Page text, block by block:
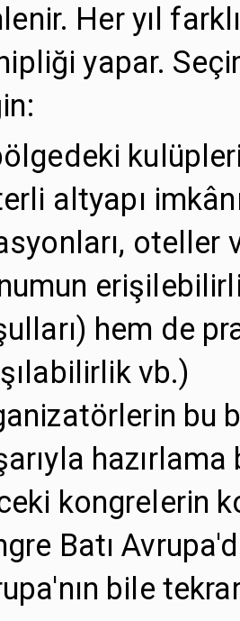
Her yıl
yapar.
altyapı
oteller
hem de
vb.)
bu
kongrelerin
Batı
bile